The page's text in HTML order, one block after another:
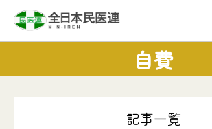
自費
記事一覧